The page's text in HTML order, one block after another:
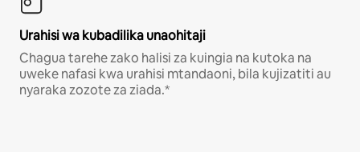
Urahisi wa kubadilika unaohitaji
Chagua tarehe zako halisi za kuingia na kutoka na
uweke nafasi kwa urahisi mtandaoni, bila kujizatiti au
nyaraka zozote za ziada.*